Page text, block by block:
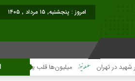
امروز : پنجشنبه, ۱۵ مرداد , ۱۴۰۵
میلیون‌ها قلب یک‌صدا برای امام شهید می‌تپد